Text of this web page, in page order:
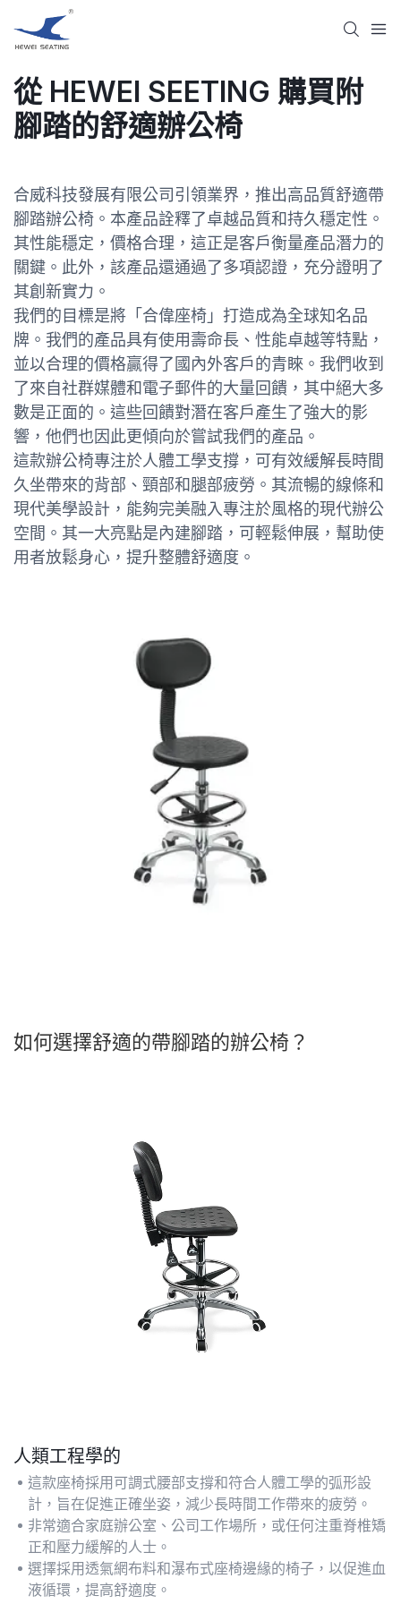
從 HEWEI SEETING 購買附
腳踏的舒適辦公椅
合威科技發展有限公司引領業界，推出高品質舒適帶
腳踏辦公椅。本產品詮釋了卓越品質和持久穩定性。
其性能穩定，價格合理，這正是客戶衡量產品潛力的
關鍵。此外，該產品還通過了多項認證，充分證明了
其創新實力。
我們的目標是將「合偉座椅」打造成為全球知名品
牌。我們的產品具有使用壽命長、性能卓越等特點，
並以合理的價格贏得了國內外客戶的青睞。我們收到
了來自社群媒體和電子郵件的大量回饋，其中絕大多
數是正面的。這些回饋對潛在客戶產生了強大的影
響，他們也因此更傾向於嘗試我們的產品。
這款辦公椅專注於人體工學支撐，可有效緩解長時間
久坐帶來的背部、頸部和腿部疲勞。其流暢的線條和
現代美學設計，能夠完美融入專注於風格的現代辦公
空間。其一大亮點是內建腳踏，可輕鬆伸展，幫助使
用者放鬆身心，提升整體舒適度。
如何選擇舒適的帶腳踏的辦公椅？
人類工程學的
這款座椅採用可調式腰部支撐和符合人體工學的弧形設
計，旨在促進正確坐姿，減少長時間工作帶來的疲勞。
非常適合家庭辦公室、公司工作場所，或任何注重脊椎矯
正和壓力緩解的人士。
選擇採用透氣網布料和瀑布式座椅邊緣的椅子，以促進血
液循環，提高舒適度。